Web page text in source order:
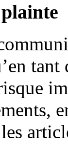
tant